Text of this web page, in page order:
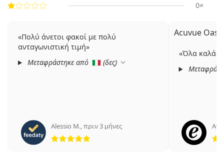
0×
Πολύ άνετοι φακοί με πολύ
ανταγωνιστική τιμή
Μεταφράστηκε από
(δες)
Alessio M.,πριν 3 μήνες
5 αξιολογήσεις από 5
Acuvue
Όλα καλά